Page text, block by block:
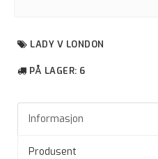
LADY V LONDON
PÅ LAGER: 6
Informasjon
Produsent